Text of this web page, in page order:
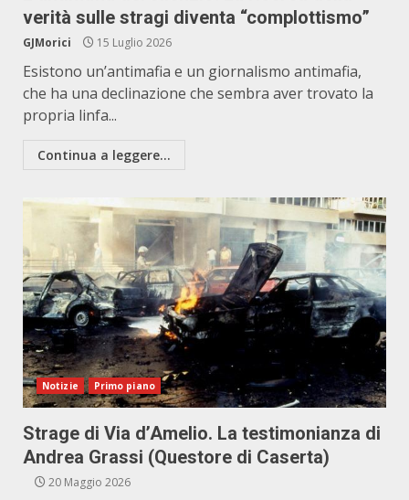
verità sulle stragi diventa “complottismo”
GJMorici 15 Luglio 2026
Esistono un’antimafia e un giornalismo antimafia,
che ha una declinazione che sembra aver trovato la
propria linfa...
Continua a leggere...
Notizie Primo piano
Strage di Via d’Amelio. La testimonianza di
Andrea Grassi (Questore di Caserta)
20 Maggio 2026